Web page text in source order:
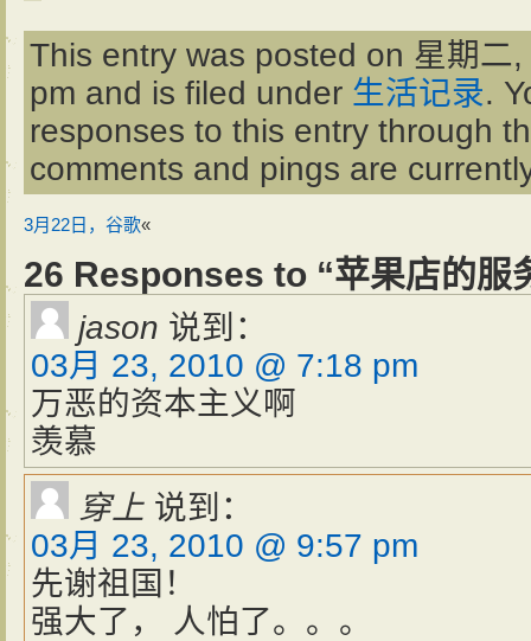
This entry was posted on 星期
pm and is filed under 生活记录.
responses to this entry through
comments and pings are
3月22日，谷歌«
26 Responses to “苹果店的服
jason 说到：
03月 23, 2010 @ 7:18 pm
万恶的资本主义啊
羡慕
穿上 说到：
03月 23, 2010 @ 9:57 pm
先谢祖国！
强大了， 人怕了。。。